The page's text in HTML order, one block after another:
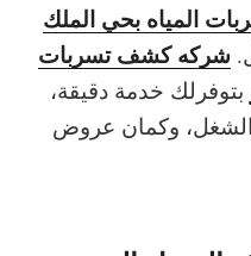
المياه بحي الملك
شركه كشف تسربات
بتوفرلك خدمة دقيقة،
وكمان عروض